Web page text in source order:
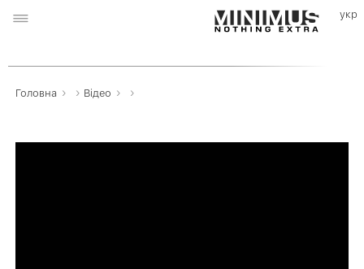
Головна › › Вiдео › ›